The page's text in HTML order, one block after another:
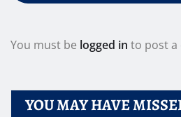
You must be logged in to post
YOU MAY HAVE